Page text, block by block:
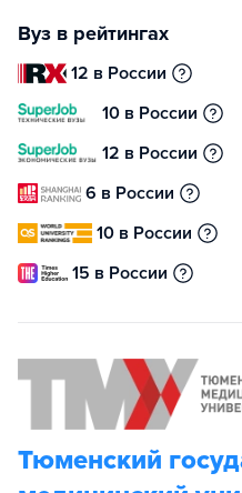
Вуз в рейтингах
12 в России
10 в России
12 в России
6 в России
10 в России
15 в России
Тюменский